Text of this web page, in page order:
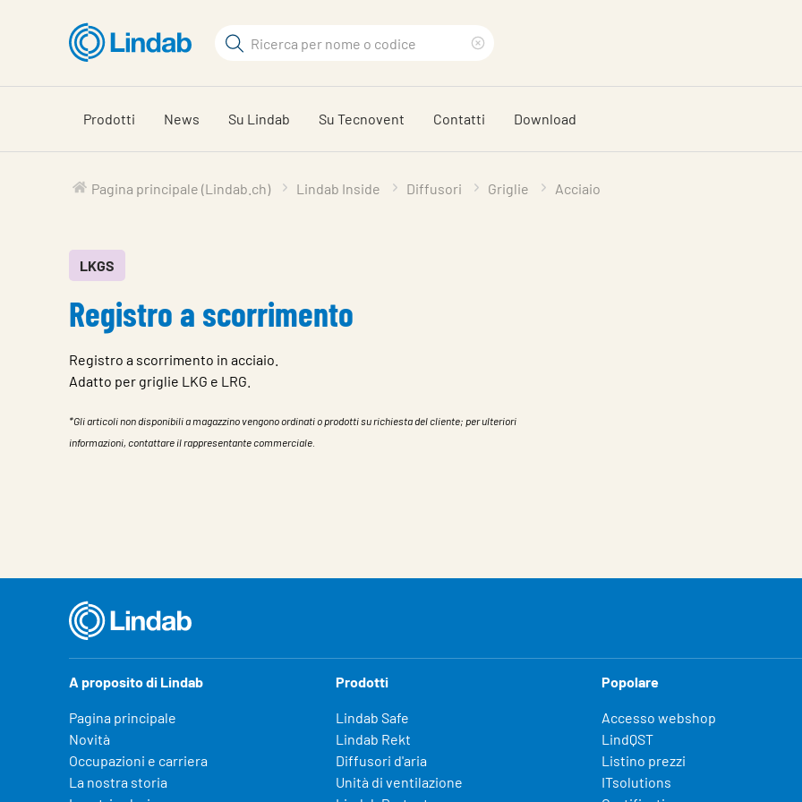
visionare
carrello
Cerca
di
ricerca
Prodotti News Su Lindab Su Tecnovent Contatti Download
Pagina principale (Lindab.ch) Lindab Inside Diffusori Griglie Acciaio
LKGS
Registro a scorrimento
Registro a scorrimento in acciaio.
Adatto per griglie LKG e LRG.
*Gli articoli non disponibili a magazzino vengono ordinati o prodotti su richiesta del cliente; per ulteriori
informazioni, contattare il rappresentante commerciale.
A proposito di Lindab
Pagina principale
Novità
Occupazioni e carriera
La nostra storia
Prodotti
Lindab Safe
Lindab Rekt
Diffusori d'aria
Unità di ventilazione
Popolare
Accesso webshop
LindQST
Listino prezzi
ITsolutions